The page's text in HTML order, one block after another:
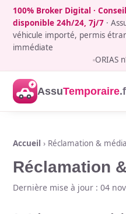
100% Broker Digital ·
disponible 24h/24, 7j/7 ·
véhicule importé, permis
immédiate
ORIAS
AssuTemporaire
Accueil › Réclamation &
Réclamation
Dernière mise à jour : 04